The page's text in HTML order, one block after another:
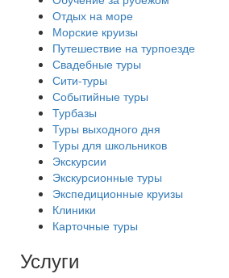
Отдых на море
Морские круизы
Путешествие на турпоезде
Свадебные туры
Сити-туры
Событийные туры
Турбазы
Туры выходного дня
Туры для школьников
Экскурсии
Экскурсионные туры
Экспедиционные круизы
Клиники
Карточные туры
Услуги